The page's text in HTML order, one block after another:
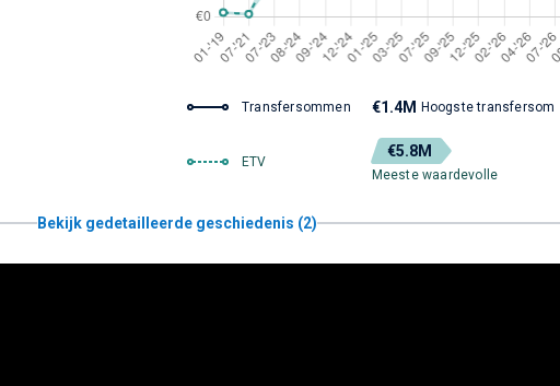
Transfersommen €1.4M Hoogste transfersom
ETV
€5.8M
Meeste waardevolle
Bekijk gedetailleerde geschiedenis (2)